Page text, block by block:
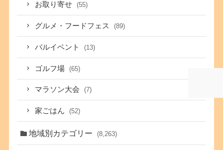
お取り寄せ (55)
グルメ・フードフェス (89)
バルイベント (13)
ゴルフ場 (65)
マラソン大会 (7)
家ごはん (52)
地域別カテゴリー (8,263)